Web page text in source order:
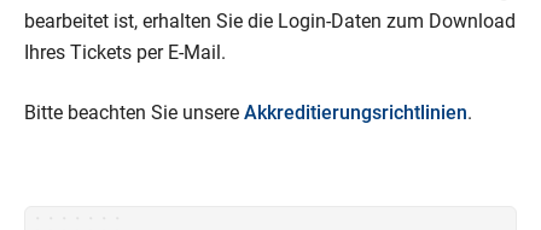
bearbeitet ist, erhalten Sie die Login-Daten zum Download
Ihres Tickets per E-Mail.
Bitte beachten Sie unsere Akkreditierungsrichtlinien.